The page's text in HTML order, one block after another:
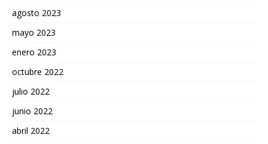
agosto 2023
mayo 2023
enero 2023
octubre 2022
julio 2022
junio 2022
abril 2022